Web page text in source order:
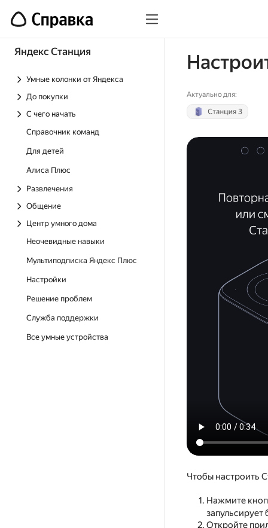
Яндекс Станция
Умные колонки от Яндекса
До покупки
С чего начать
Справочник команд
Для детей
Алиса Плюс
Развлечения
Общение
Центр умного дома
Неочевидные навыки
Мультиподписка Яндекс Плюс
Настройки
Решение проблем
Служба поддержки
Все умные устройства
Актуально для:
Чтобы настроить
Нажмите
Откройте